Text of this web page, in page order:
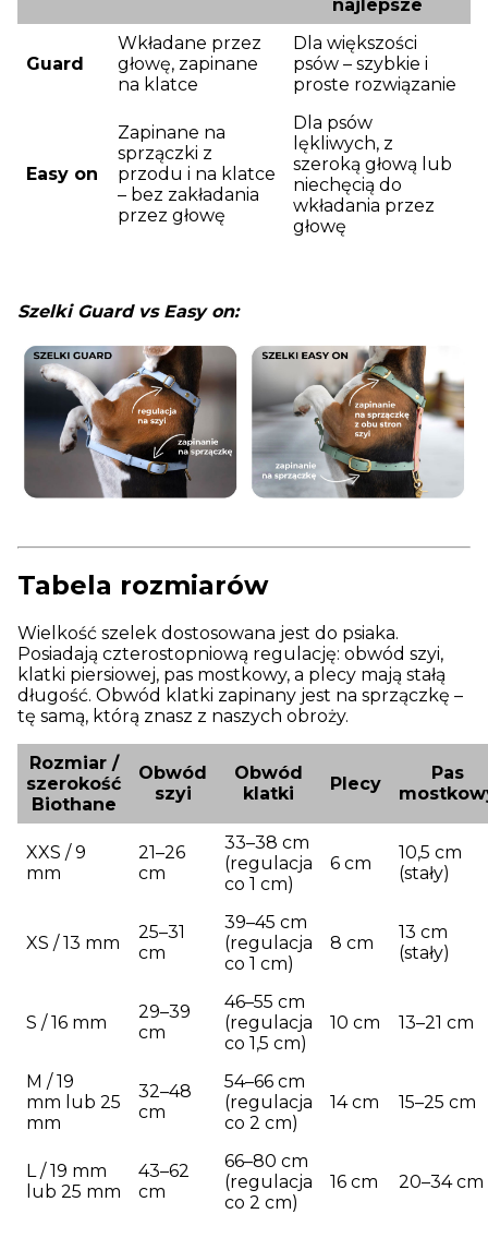
najlepsze
Guard
Wkładane przez
głowę, zapinane
na klatce
Dla większości
psów – szybkie i
proste rozwiązanie
Easy on
Zapinane na
sprzączki z
przodu i na klatce
– bez zakładania
przez głowę
Dla psów
lękliwych, z
szeroką głową lub
niechęcią do
wkładania przez
głowę
Szelki Guard vs Easy on:
Tabela rozmiarów
Wielkość szelek dostosowana jest do psiaka.
Posiadają czterostopniową regulację: obwód szyi,
klatki piersiowej, pas mostkowy, a plecy mają stałą
długość. Obwód klatki zapinany jest na sprzączkę –
tę samą, którą znasz z naszych obroży.
Rozmiar /
szerokość
Biothane
Obwód
szyi
Obwód
klatki
Plecy
Pas
XXS / 9
mm
21–26
cm
33–38 cm
(regulacja
co 1 cm)
6 cm
10,5 cm
(stały)
XS / 13 mm
25–31
cm
39–45 cm
(regulacja
co 1 cm)
8 cm
13 cm
(stały)
S / 16 mm
29–39
cm
46–55 cm
(regulacja
co 1,5 cm)
10 cm 13–21 cm
M / 19
mm lub 25
mm
32–48
cm
54–66 cm
(regulacja
co 2 cm)
14 cm 15–25 cm
L / 19 mm
lub 25 mm
43–62
cm
66–80 cm
(regulacja
co 2 cm)
16 cm 20–34 cm